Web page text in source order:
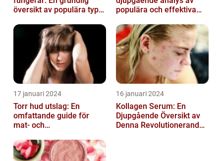
översikt av populära typer
populära och effektiva
17 januari 2024
Torr hud utslag: En
omfattande guide för
mat- och
16 januari 2024
Kollagen Serum: En
Djupgående Översikt av
Denna Revolutionerande